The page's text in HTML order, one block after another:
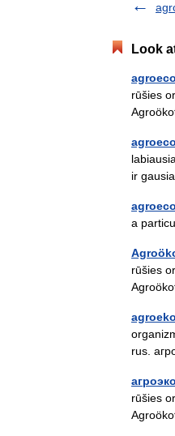
Look
rūšies
ir
a
rūšies
rus.
rūšies